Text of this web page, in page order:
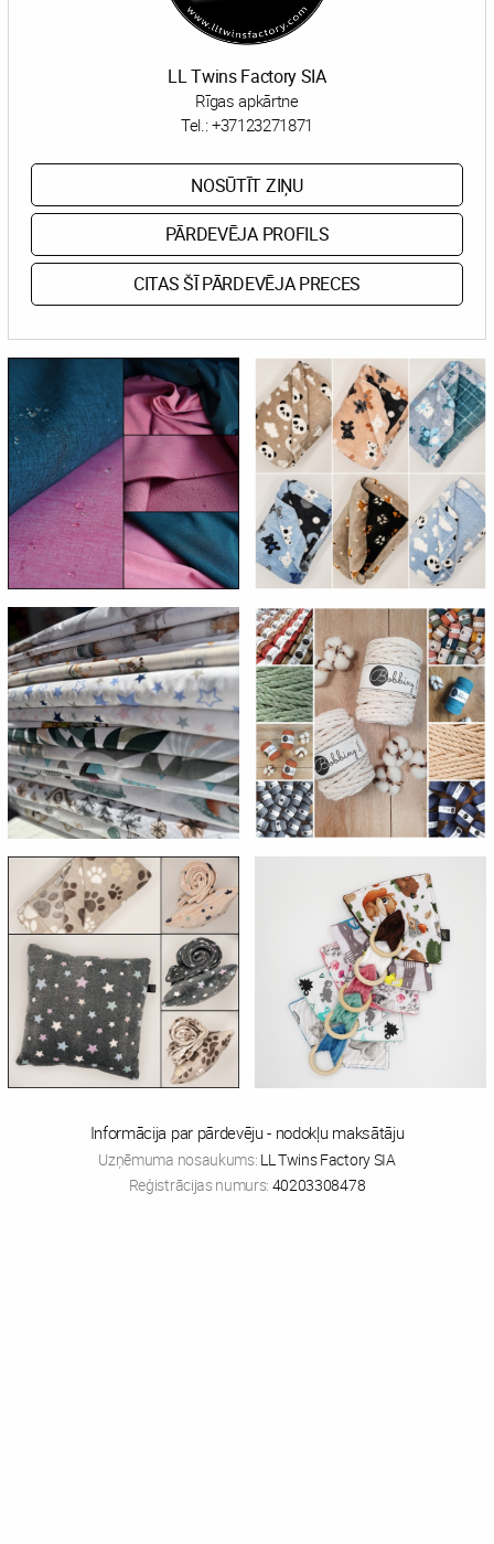
LL Twins Factory SIA
Rīgas apkārtne
Tel.: +37123271871
NOSŪTĪT ZIŅU
PĀRDEVĒJA PROFILS
CITAS ŠĪ PĀRDEVĒJA PRECES
Informācija par pārdevēju - nodokļu maksātāju
Uzņēmuma nosaukums: LL Twins Factory SIA
Reģistrācijas numurs: 40203308478